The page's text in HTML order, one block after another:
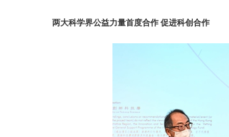
两大科学界公益力量首度合作 促进科创合作